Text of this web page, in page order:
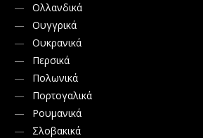
Ολλανδικά
Ουγγρικά
Ουκρανικά
Περσικά
Πολωνικά
Πορτογαλικά
Ρουμανικά
Σλοβακικά